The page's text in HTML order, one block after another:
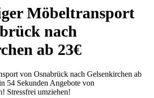
Möbeltransport
nach
ab 23€
von Osnabrück nach Gelsenkirchen ab
54 Sekunden Angebote von
Stressfrei umziehen!